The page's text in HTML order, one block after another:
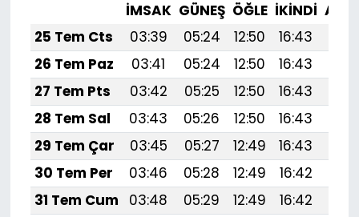
İMSAK GÜNEŞ ÖĞLE İKINDI
25 Tem Cts
03:39 05:24 12:50 16:43
26 Tem Paz
03:41 05:24 12:50 16:43
27 Tem Pts
03:42 05:25 12:50 16:43
28 Tem Sal
03:43 05:26 12:50 16:43
29 Tem Çar
03:45 05:27 12:49 16:43
30 Tem Per
03:46 05:28 12:49 16:42
31 Tem Cum
03:48 05:29 12:49 16:42